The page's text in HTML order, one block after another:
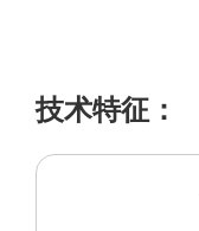
技术特征：